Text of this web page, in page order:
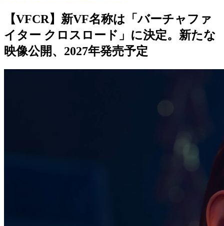
【VFCR】新VF名称は「バーチャファ
イター クロスロード」に決定。新たな
映像公開、2027年発売予定